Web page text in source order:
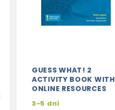
GUESS WHAT! 2
ACTIVITY BOOK WITH
ONLINE RESOURCES
3-5 dní